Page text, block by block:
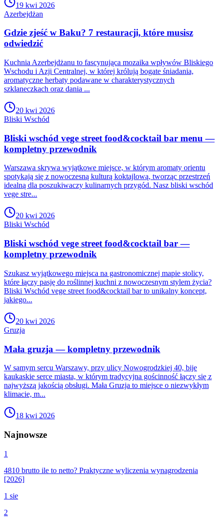
19 kwi 2026
Azerbejdżan
Gdzie zjeść w Baku? 7 restauracji, które musisz
odwiedzić
Kuchnia Azerbejdżanu to fascynująca mozaika wpływów Bliskiego
Wschodu i Azji Centralnej, w której królują bogate śniadania,
aromatyczne herbaty podawane w charakterystycznych
szklaneczkach oraz dania ...
20 kwi 2026
Bliski Wschód
Bliski wschód vege street food&cocktail bar menu —
kompletny przewodnik
Warszawa skrywa wyjątkowe miejsce, w którym aromaty orientu
spotykają się z nowoczesną kulturą koktajlową, tworząc przestrzeń
idealną dla poszukiwaczy kulinarnych przygód. Nasz bliski wschód
vege stre...
20 kwi 2026
Bliski Wschód
Bliski wschód vege street food&cocktail bar —
kompletny przewodnik
Szukasz wyjątkowego miejsca na gastronomicznej mapie stolicy,
które łączy pasję do roślinnej kuchni z nowoczesnym stylem życia?
Bliski Wschód vege street food&cocktail bar to unikalny koncept,
jakiego...
20 kwi 2026
Gruzja
Mała gruzja — kompletny przewodnik
W samym sercu Warszawy, przy ulicy Nowogrodzkiej 40, bije
kaukaskie serce miasta, w którym tradycyjna gościnność łączy się z
najwyższą jakością obsługi. Mała Gruzja to miejsce o niezwykłym
klimacie, m...
18 kwi 2026
Najnowsze
1
4810 brutto ile to netto? Praktyczne wyliczenia wynagrodzenia
[2026]
1 sie
2